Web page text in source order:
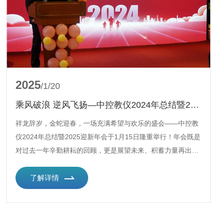
2025/1/20
乘风破浪 逆风飞扬—中控教仪2024年总结暨2025迎新年会隆重举行
祥龙辞岁，金蛇迎春，一场充满希望与欢乐的盛会——中控教
仪2024年总结暨2025迎新年会于1月15日隆重举行！年会既是
对过去一年辛勤耕耘的回顾，更是展望未来、积蓄力量再出发
了解详情